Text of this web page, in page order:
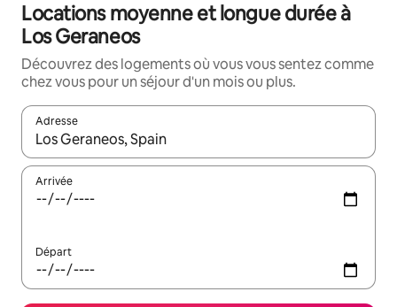
Locations moyenne et longue durée à
Los Geraneos
Découvrez des logements où vous vous sentez comme
chez vous pour un séjour d'un mois ou plus.
Adresse
Lorsque les résultats s'affichent, utilisez les flèches vers le
Arrivée
Départ